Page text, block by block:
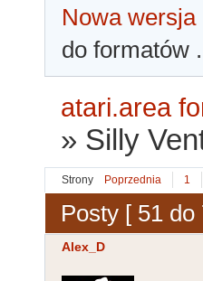
Nowa wersja
do formatów
atari.area
» Silly
Strony Poprzednia 1
Posty [ 51 do
Alex_D